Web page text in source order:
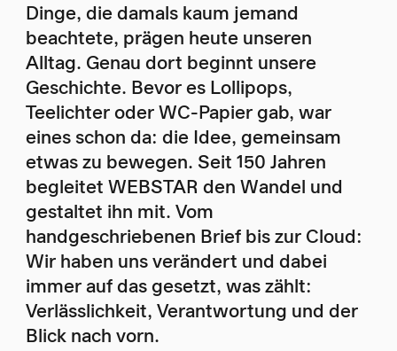
Dinge, die damals kaum jemand
beachtete, prägen heute unseren
Alltag. Genau dort beginnt unsere
Geschichte. Bevor es Lollipops,
Teelichter oder WC-Papier gab, war
eines schon da: die Idee, gemeinsam
etwas zu bewegen. Seit 150 Jahren
begleitet WEBSTAR den Wandel und
gestaltet ihn mit. Vom
handgeschriebenen Brief bis zur Cloud:
Wir haben uns verändert und dabei
immer auf das gesetzt, was zählt:
Verlässlichkeit, Verantwortung und der
Blick nach vorn.